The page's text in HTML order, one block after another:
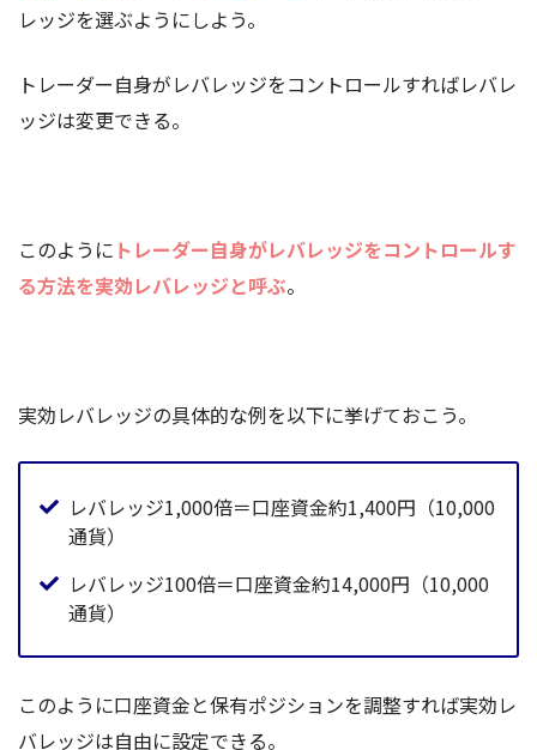
レッジを選ぶようにしよう。
トレーダー自身がレバレッジをコントロールすればレバレ
ッジは変更できる。
このように トレーダー自身がレバレッジをコントロールす
る方法を実効レバレッジと呼ぶ。
実効レバレッジの具体的な例を以下に挙げておこう。
レバレッジ1,000倍＝口座資金約1,400円（10,000
通貨）
レバレッジ100倍＝口座資金約14,000円（10,000
通貨）
このように口座資金と保有ポジションを調整すれば実効レ
バレッジは自由に設定できる。